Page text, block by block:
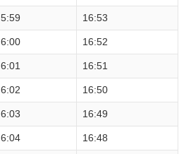
5:59 16:53
6:00 16:52
6:01 16:51
6:02 16:50
6:03 16:49
6:04 16:48